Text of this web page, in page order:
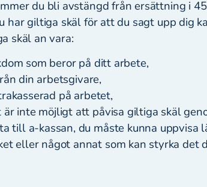
du bli avstängd från ersättning i
har giltiga skäl för att du sagt upp dig
skäl an vara:
som beror på ditt arbete,
din arbetsgivare,
på arbetet,
är inte möjligt att påvisa giltiga skäl
till a-kassan, du måste kunna uppvisa
eller något annat som kan styrka det